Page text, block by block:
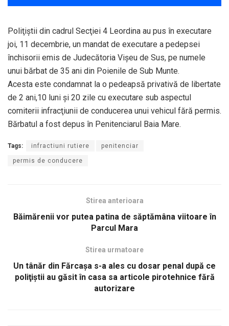
Poliţiştii din cadrul Secţiei 4 Leordina au pus în executare
joi, 11 decembrie, un mandat de executare a pedepsei
închisorii emis de Judecătoria Vişeu de Sus, pe numele
unui bărbat de 35 ani din Poienile de Sub Munte.
Acesta este condamnat la o pedeapsă privativă de libertate
de 2 ani,10 luni şi 20 zile cu executare sub aspectul
comiterii infracţiunii de conducerea unui vehicul fără permis.
Bărbatul a fost depus în Penitenciarul Baia Mare.
Tags: infractiuni rutiere penitenciar
permis de conducere
Stirea anterioara
Băimărenii vor putea patina de săptămâna viitoare în
Parcul Mara
Stirea urmatoare
Un tânăr din Fărcaşa s-a ales cu dosar penal după ce
poliţiştii au găsit în casa sa articole pirotehnice fără
autorizare